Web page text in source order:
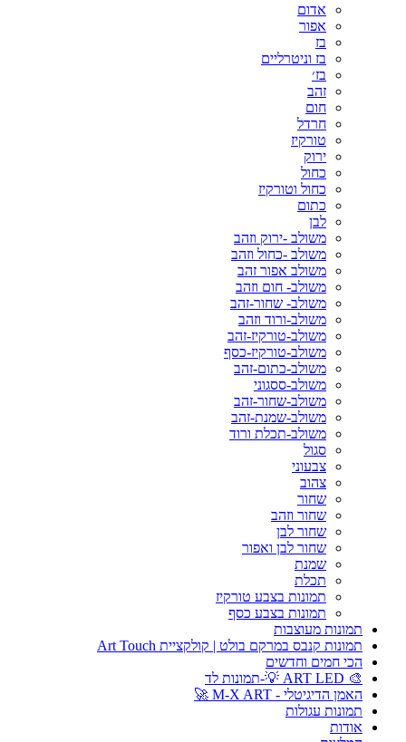
אדום
אפור
בז
בז וניטרליים
בז׳
זהב
חום
חרדל
טורקיז
ירוק
כחול
כחול וטורקיז
כתום
לבן
משולב -ירוק וזהב
משולב -כחול וזהב
משולב אפור זהב
משולב- חום וזהב
משולב- שחור-זהב
משולב-ורוד וזהב
משולב-טורקיז-זהב
משולב-טורקיז-כסף
משולב-כתום-זהב
משולב-ססגוני
משולב-שחור-זהב
משולב-שמנת-זהב
משולב-תכלת ורוד
סגול
צבעוני
צהוב
שחור
שחור וזהב
שחור לבן
שחור לבן ואפור
שמנת
תכלת
תמונות בצבע טורקיז
תמונות בצבע כסף
תמונות מעוצבות
תמונות קנבס במרקם בולט | קולקציית Art Touch
הכי חמים וחדשים
🎨 ART LED 💡-תמונות לד
האמן הדיגיטלי - M-X ART 🚀
תמונות עגולות
אודות